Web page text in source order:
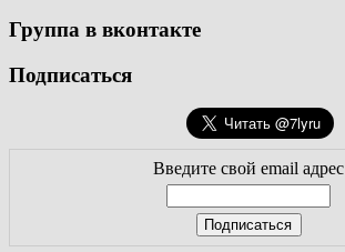
Группа в вконтакте
Подписаться
Введите свой email адрес